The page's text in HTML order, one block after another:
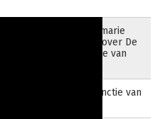
Annemarie
Mars over De
functie van
De functie van